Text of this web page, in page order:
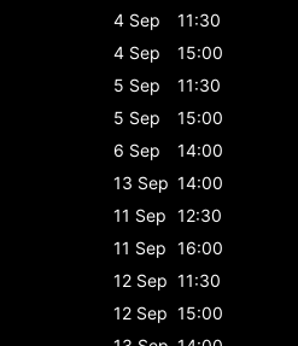
4 Sep
11:30
4 Sep
15:00
5 Sep
11:30
5 Sep
15:00
6 Sep
14:00
13 Sep 14:00
11 Sep 12:30
11 Sep 16:00
12 Sep 11:30
12 Sep 15:00